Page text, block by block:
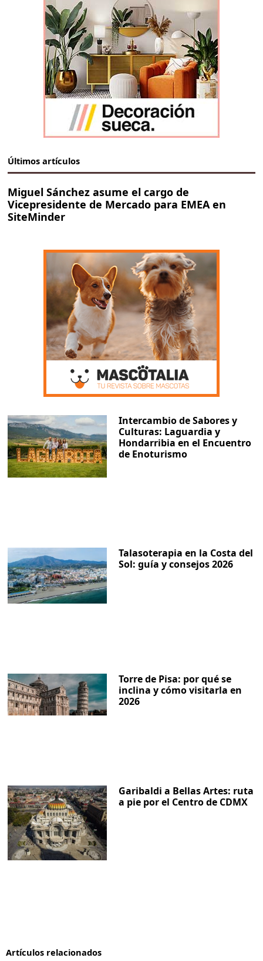
Últimos artículos
Miguel Sánchez asume el cargo de
Vicepresidente de Mercado para EMEA en
SiteMinder
Intercambio de Sabores y
Culturas: Laguardia y
Hondarribia en el Encuentro
de Enoturismo
Talasoterapia en la Costa del
Sol: guía y consejos 2026
Torre de Pisa: por qué se
inclina y cómo visitarla en
2026
Garibaldi a Bellas Artes: ruta
a pie por el Centro de CDMX
Artículos relacionados